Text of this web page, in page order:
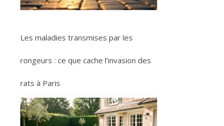
Les maladies transmises par les
rongeurs : ce que cache l’invasion des
rats à Paris